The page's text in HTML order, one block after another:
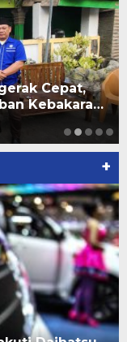
Cepat,
Kebakara…
+